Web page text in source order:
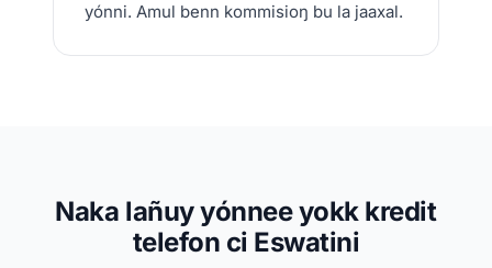
yónni. Amul benn kommisioŋ bu la jaaxal.
Naka lañuy yónnee yokk kredit
telefon ci Eswatini